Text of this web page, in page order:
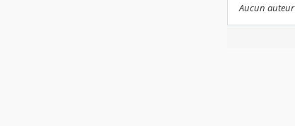
Aucun auteur